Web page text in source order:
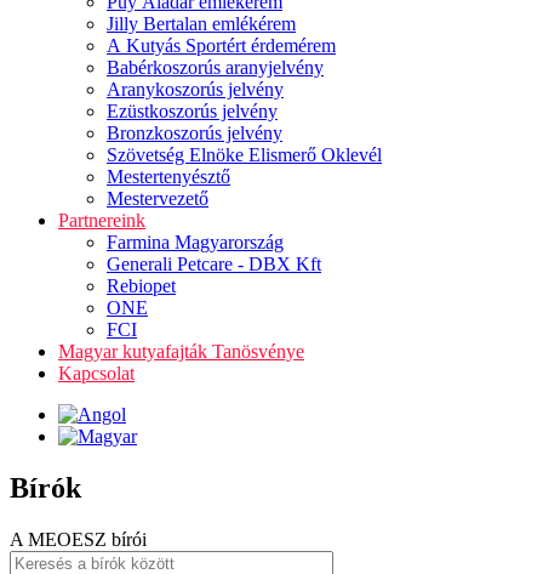
Jilly Bertalan emlékérem
A Kutyás Sportért érdemérem
Babérkoszorús aranyjelvény
Aranykoszorús jelvény
Ezüstkoszorús jelvény
Bronzkoszorús jelvény
Szövetség Elnöke Elismerő Oklevél
Mestertenyésztő
Mestervezető
Partnereink
Farmina Magyarország
Generali Petcare - DBX Kft
Rebiopet
ONE
FCI
Magyar kutyafajták Tanösvénye
Kapcsolat
Bírók
A MEOESZ bírói